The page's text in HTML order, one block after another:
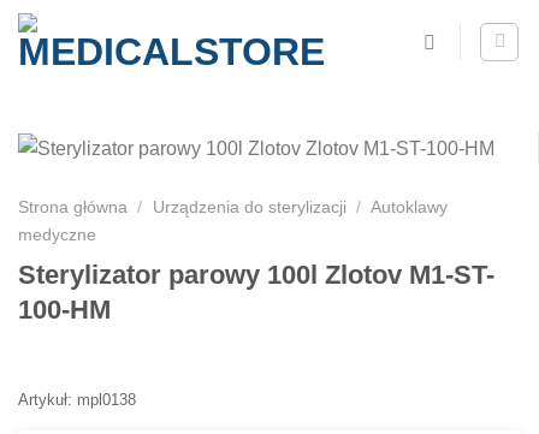
Strona główna / Urządzenia do sterylizacji / Autoklawy
medyczne
Sterylizator parowy 100l Zlotov M1-ST-
100-HM
Artykuł: mpl0138